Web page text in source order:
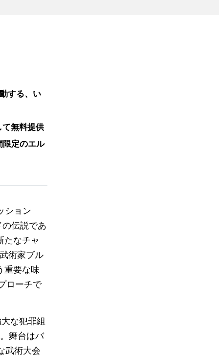
する、い
無料提供
定のエル
ション
の伝説であ
たなチャ
術家ブル
重要な味
ローチで
な犯罪組
舞台はバ
武術大会